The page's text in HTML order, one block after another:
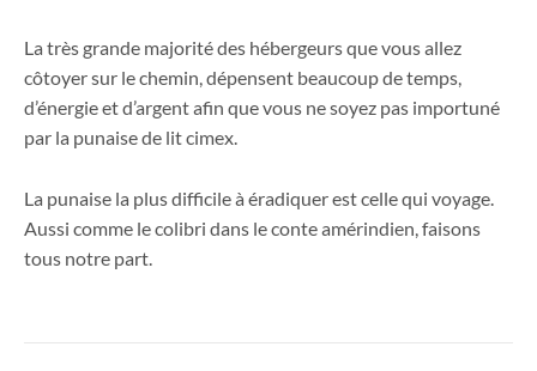
La très grande majorité des hébergeurs que vous allez
côtoyer sur le chemin, dépensent beaucoup de temps,
d’énergie et d’argent afin que vous ne soyez pas importuné
par la punaise de lit cimex.
La punaise la plus difficile à éradiquer est celle qui voyage.
Aussi comme le colibri dans le conte amérindien, faisons
tous notre part.